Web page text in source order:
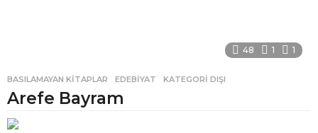
48 1 1
BASILAMAYAN KITAPLAR ,EDEBIYAT ,KATEGORI DIŞI
Arefe Bayram